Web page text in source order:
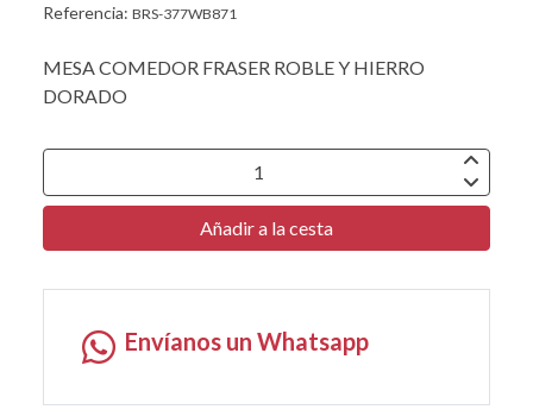
Referencia: BRS-377WB871
MESA COMEDOR FRASER ROBLE Y HIERRO
DORADO
Añadir a la cesta
Envíanos un Whatsapp